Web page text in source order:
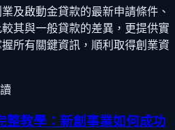
及啟動金貸款的最新申請條件、
其與一般貸款的差異，更提供實
所有關鍵資訊，順利取得創業資
整教學：新創事業如何成功